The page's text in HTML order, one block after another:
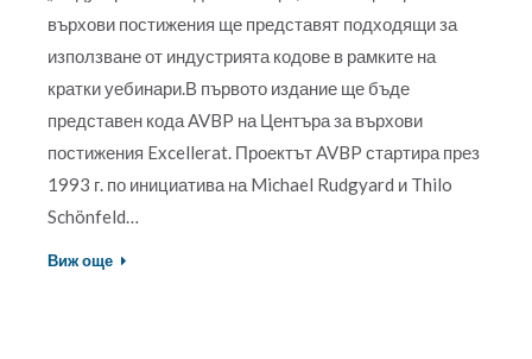
върхови постижения ще представят подходящи за
използване от индустрията кодове в рамките на
кратки уебинари.В първото издание ще бъде
представен кода AVBP на Центъра за върхови
постижения Excellerat. Проектът AVBP стартира през
1993 г. по инициатива на Michael Rudgyard и Thilo
Schönfeld…
Виж още